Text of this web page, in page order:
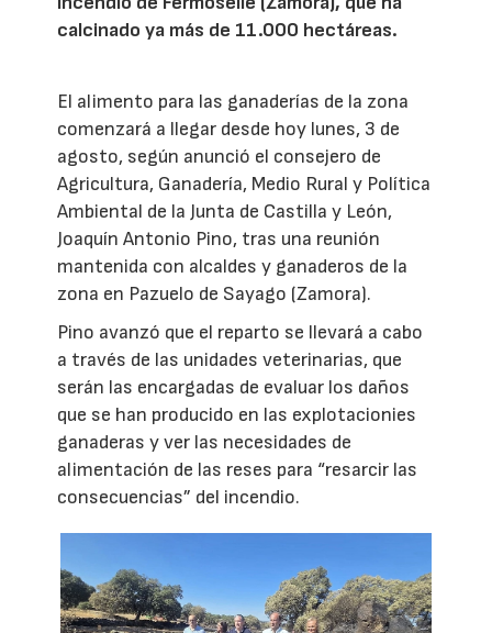
calcinado ya más de 11.000 hectáreas.
El alimento para las ganaderías de la zona
comenzará a llegar desde hoy lunes, 3 de
agosto, según anunció el consejero de
Agricultura, Ganadería, Medio Rural y Política
Ambiental de la Junta de Castilla y León,
Joaquín Antonio Pino, tras una reunión
mantenida con alcaldes y ganaderos de la
zona en Pazuelo de Sayago (Zamora).
Pino avanzó que el reparto se llevará a cabo
a través de las unidades veterinarias, que
serán las encargadas de evaluar los daños
que se han producido en las explotacionies
ganaderas y ver las necesidades de
alimentación de las reses para “resarcir las
consecuencias” del incendio.